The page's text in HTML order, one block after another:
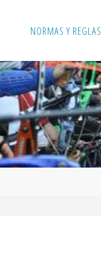
NORMAS Y REGLAS